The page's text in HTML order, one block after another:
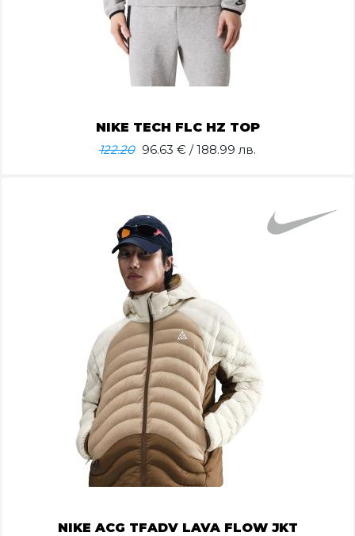
NIKE TECH FLC HZ TOP
122.20 96.63 € / 188.99 лв.
NIKE ACG TFADV LAVA FLOW JKT